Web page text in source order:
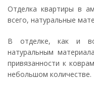
Отделка квартиры в
всего, натуральные
В отделке, как и во
натуральным
привязанности к
небольшом количестве.